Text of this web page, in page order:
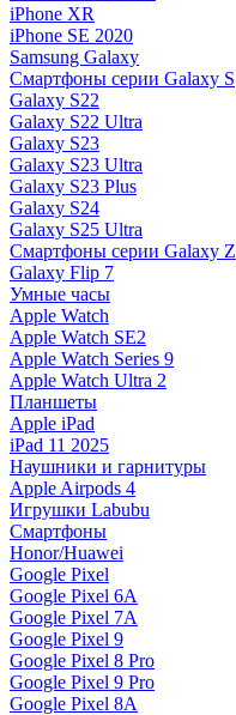
iPhone XR
iPhone SE 2020
Samsung Galaxy
Смартфоны серии Galaxy S
Galaxy S22
Galaxy S22 Ultra
Galaxy S23
Galaxy S23 Ultra
Galaxy S23 Plus
Galaxy S24
Galaxy S25 Ultra
Смартфоны серии Galaxy Z
Galaxy Flip 7
Умные часы
Apple Watch
Apple Watch SE2
Apple Watch Series 9
Apple Watch Ultra 2
Планшеты
Apple iPad
iPad 11 2025
Наушники и гарнитуры
Apple Airpods 4
Игрушки Labubu
Смартфоны
Honor/Huawei
Google Pixel
Google Pixel 6A
Google Pixel 7А
Google Pixel 9
Google Pixel 8 Pro
Google Pixel 9 Pro
Google Pixel 8A